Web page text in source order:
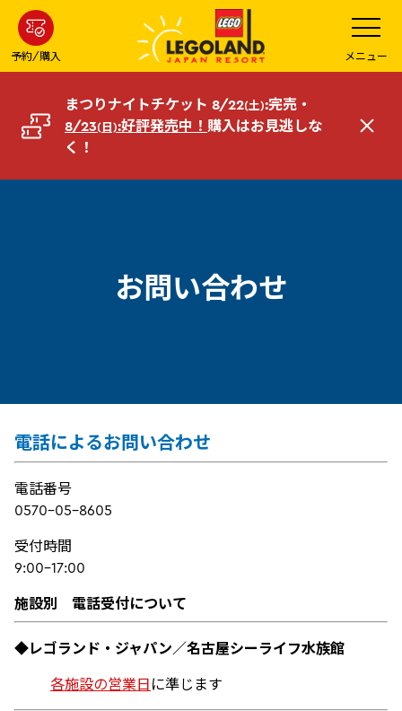
ン
コ
へ
予約/購入
メ
ニ
ュ
ー
を
開
メニュー
まつりナイトチケット 8/22(土):完売・
8/23(日):好評発売中！ 購入はお見逃しな
く！
閉
お問い合わせ
電話によるお問い合わせ
電話番号
0570-05-8605
受付時間
9:00-17:00
施設別 電話受付について
◆レゴランド・ジャパン／名古屋シーライフ水族館
各施設の営業日 に準じます